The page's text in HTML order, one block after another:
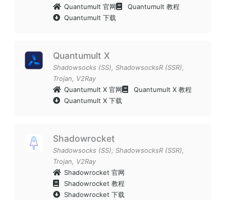
Quantumult 官网
Quantumult 教程
Quantumult 下载
Quantumult X
Shadowsocks (SS), ShadowsocksR (SSR),
Trojan, V2Ray
Quantumult X 官网
Quantumult X 教程
Quantumult X 下载
Shadowrocket
Shadowsocks (SS), ShadowsocksR (SSR),
Trojan, V2Ray
Shadowrocket 官网
Shadowrocket 教程
Shadowrocket 下载